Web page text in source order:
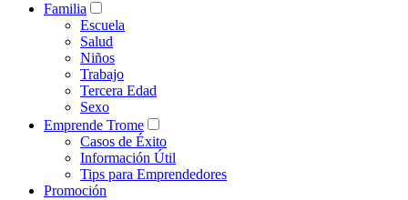
Familia
Escuela
Salud
Niños
Trabajo
Tercera Edad
Sexo
Emprende Trome
Casos de Éxito
Información Útil
Tips para Emprendedores
Promoción